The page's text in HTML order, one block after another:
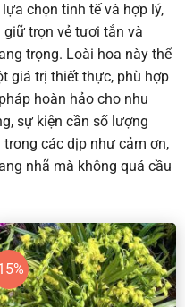
chọn tinh tế và hợp lý,
trọn vẻ tươi tắn và
trọng. Loài hoa này thể
giá trị thiết thực, phù hợp
hoàn hảo cho nhu
sự kiện cần số lượng
các dịp như cảm ơn,
nhã mà không quá cầu